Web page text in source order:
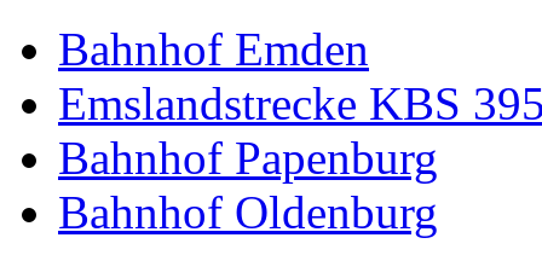
Bahnhof Emden
Emslandstrecke KBS
Bahnhof Papenburg
Bahnhof Oldenburg